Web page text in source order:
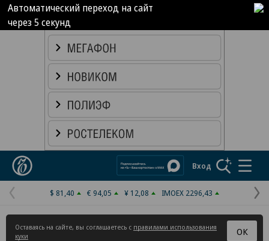
Автоматический переход на сайт
через4 секунд
Реклама в «Ъ» www.kommersant.ru/ad
Вход
Предыдущая
страница
$ 81,40 € 94,05 ¥ 12,08 IMOEX 2296,43
Оставаясь на сайте, вы соглашаетесь с правилами использования
куки
ОК